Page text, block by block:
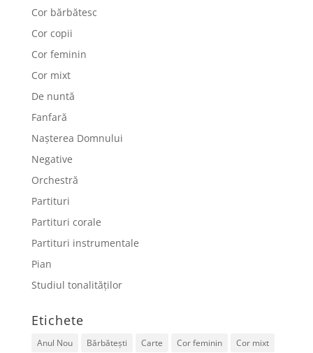
Cor bărbătesc
Cor copii
Cor feminin
Cor mixt
De nuntă
Fanfară
Nașterea Domnului
Negative
Orchestră
Partituri
Partituri corale
Partituri instrumentale
Pian
Studiul tonalităților
Etichete
Anul Nou Bărbătești Carte Cor feminin Cor mixt